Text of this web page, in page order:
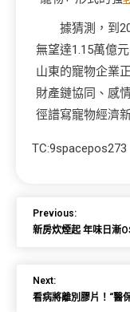
據猜測，到
無望達1.15萬億
山東的寵物企業
財產鏈協同、感
徑譜寫寵物經濟
TC:9spacepos273
Previous:
新房炊煙起 年味日漸
Next:
看病將離別膠片！“醫